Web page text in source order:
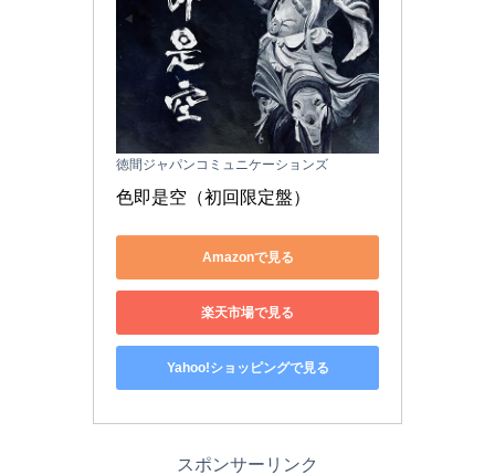
徳間ジャパンコミュニケーションズ
色即是空（初回限定盤）
Amazonで見る
楽天市場で見る
Yahoo!ショッピングで見る
スポンサーリンク